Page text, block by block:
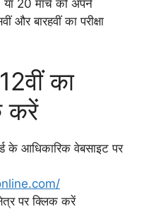
या 20 मार्च को अपने
और बारहवीं का परीक्षा
12वीं का
करें
के आधिकारिक वेबसाइट पर
पर क्लिक करें